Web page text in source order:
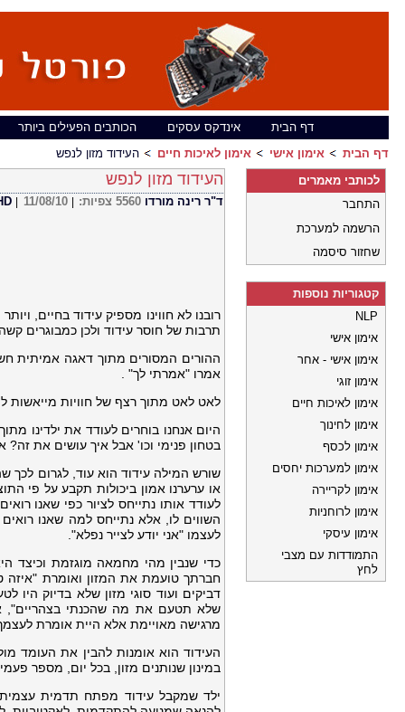
דף הבית אינדקס עסקים
הכותבים הפעילים ביותר
דף הבית
אימון אישי אימון לאיכות חיים העידוד מזון לנפש
העידוד מזון לנפש
ד"ר רינה מורדו PHD 11/08/10 צפיות: 5560
רובנו לא חווינו מספיק עידוד בחיים,
תרבות של חוסר עידוד ולכן כמבוגרים
ההורים המסורים מתוך דאגה אמיתית
אמרו "אמרתי לך" .
לאט לאט מתוך רצף של חוויות מייאשות
היום אנחנו בוחרים לעודד את ילדינו
בטחון פנימי וכו' אבל איך עושים את זה?
שורש המילה עידוד הוא עוד, לגרום לכך
או ערערנו אמון ביכולות תקבע על פי
לעודד אותו נתייחס לציור כפי שאנו
השווים לו, אלא נתייחס למה שאנו
לעצמו "אני יודע לצייר נפלא".
כדי שנבין מהי מחמאה מוגזמת וכיצד
חברתך טועמת את המזון ואומרת
דביקים ועוד סוגי מזון שלא בדיוק
שלא תטעם את מה שהכנתי בצהריים",
מרגישה מאויימת אלא היית אומרת
העידוד הוא אומנות להבין את העומד
במינון שנותנים מזון, בכל יום, מספר
ילד שמקבל עידוד מפתח תדמית
לכותבי מאמרים
התחבר
הרשמה למערכת
שחזור סיסמה
קטגוריות נוספות
NLP
אימון אישי
אימון אישי - אחר
אימון זוגי
אימון לאיכות חיים
אימון לחינוך
אימון לכסף
אימון למערכות יחסים
אימון לקריירה
אימון לרוחניות
אימון עיסקי
התמודדות עם מצבי
לחץ